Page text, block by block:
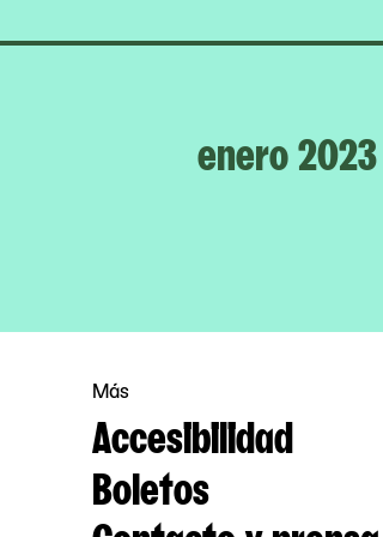
enero 2023
Más
Accesibilidad
Boletos